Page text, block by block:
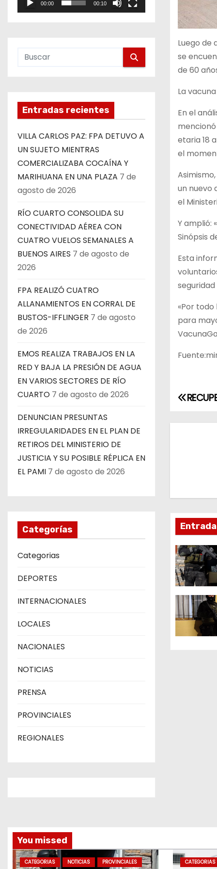
00:00 00:10
Entradas recientes
VILLA CARLOS PAZ: FPA DETUVO A
UN SUJETO MIENTRAS
COMERCIALIZABA COCAÍNA Y
MARIHUANA EN UNA PLAZA 7 de
agosto de 2026
RÍO CUARTO CONSOLIDA SU
CONECTIVIDAD AÉREA CON
CUATRO VUELOS SEMANALES A
BUENOS AIRES 7 de agosto de
2026
FPA REALIZÓ CUATRO
ALLANAMIENTOS EN CORRAL DE
BUSTOS-IFFLINGER 7 de agosto
de 2026
EMOS REALIZA TRABAJOS EN LA
RED Y BAJA LA PRESIÓN DE AGUA
EN VARIOS SECTORES DE RÍO
CUARTO 7 de agosto de 2026
DENUNCIAN PRESUNTAS
IRREGULARIDADES EN EL PLAN DE
RETIROS DEL MINISTERIO DE
JUSTICIA Y SU POSIBLE RÉPLICA EN
EL PAMI 7 de agosto de 2026
Categorías
Categorias
DEPORTES
INTERNACIONALES
LOCALES
NACIONALES
NOTICIAS
PRENSA
PROVINCIALES
REGIONALES
Luego de
se
de 60
La
En el
etaria 18
el
un nuevo
el
Y amplió:
Sinópsis
Esta
«Por
para
N
a
a
c
i
ó
n
d
e
You missed
CATEGORIAS NOTICIAS PROVINCIALES CATEGORIAS